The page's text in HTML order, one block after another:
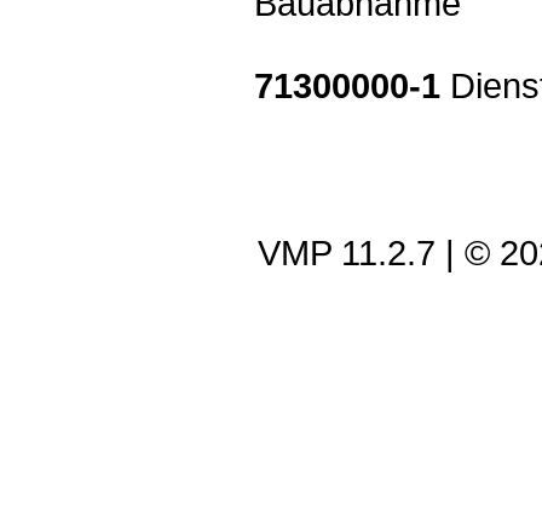
71300000-1
VMP 11.2.7 | ©